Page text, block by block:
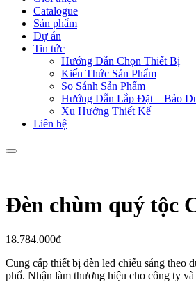
Catalogue
Sản phẩm
Dự án
Tin tức
Hướng Dẫn Chọn Thiết Bị
Kiến Thức Sản Phẩm
So Sánh Sản Phẩm
Hướng Dẫn Lắp Đặt – Bảo
Xu Hướng Thiết Kế
Liên hệ
Đèn chùm quý tộc
18.784.000₫
Cung cấp thiết bị đèn led chiếu sáng theo
phố. Nhận làm thương hiệu cho công ty và